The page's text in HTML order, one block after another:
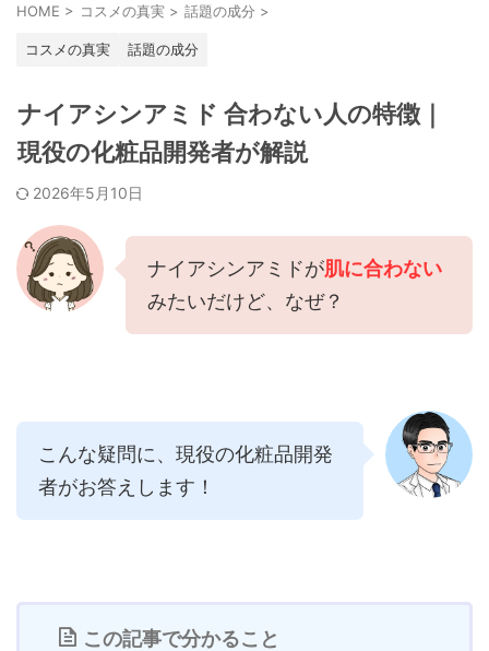
HOME > コスメの真実 > 話題の成分 >
コスメの真実 話題の成分
ナイアシンアミド 合わない人の特徴｜
現役の化粧品開発者が解説
2026年5月10日
ナイアシンアミドが肌に合わない
みたいだけど、なぜ？
こんな疑問に、現役の化粧品開発
者がお答えします！
この記事で分かること